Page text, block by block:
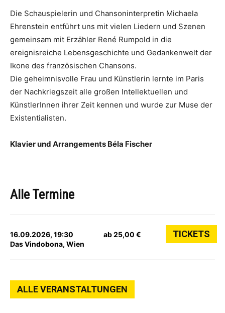
Die Schauspielerin und Chansoninterpretin Michaela
Ehrenstein entführt uns mit vielen Liedern und Szenen
gemeinsam mit Erzähler René Rumpold in die
ereignisreiche Lebensgeschichte und Gedankenwelt der
Ikone des französischen Chansons.
Die geheimnisvolle Frau und Künstlerin lernte im Paris
der Nachkriegszeit alle großen Intellektuellen und
KünstlerInnen ihrer Zeit kennen und wurde zur Muse der
Existentialisten.
Klavier und Arrangements Béla Fischer
Alle Termine
16.09.2026, 19:30
Das Vindobona, Wien
ab 25,00 € TICKETS
ALLE VERANSTALTUNGEN